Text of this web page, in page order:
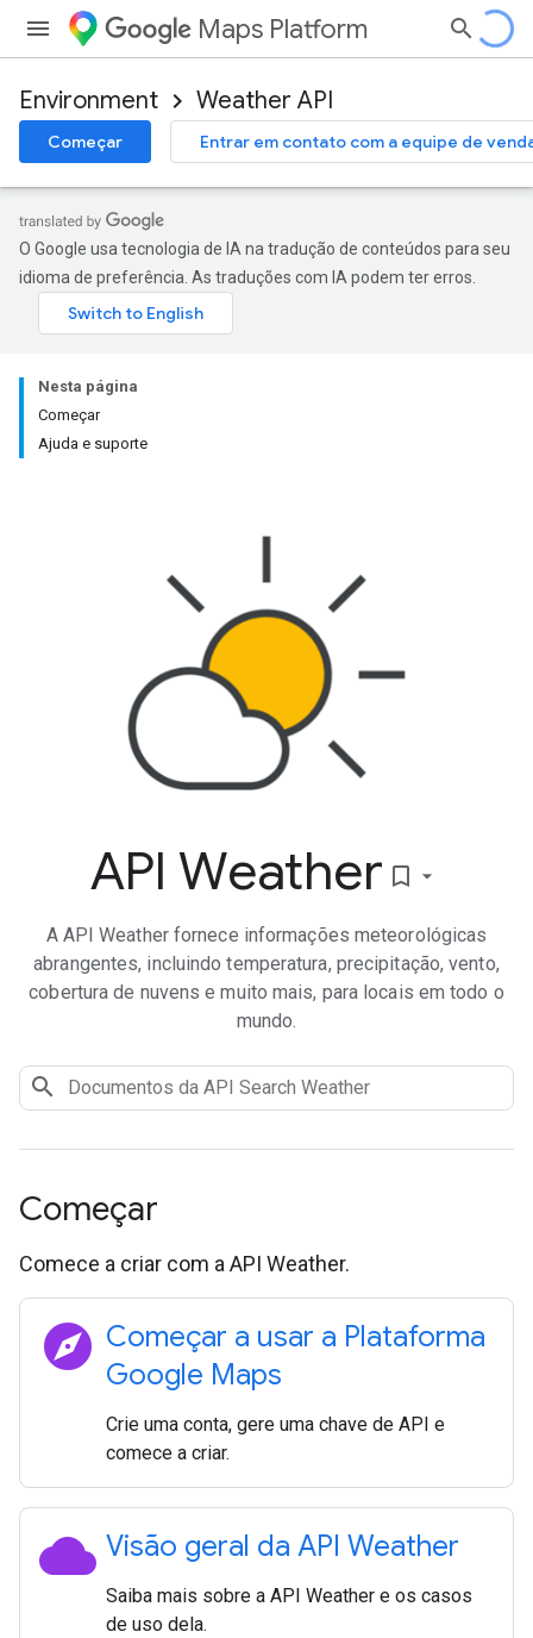
Maps Platform
Environment Weather API
Começar Entrar em contato com a equipe de
O Google usa tecnologia de IA na tradução de conteúdos para seu
idioma de preferência. As traduções com IA podem ter erros.
Nesta página
Começar
Ajuda e suporte
API Weather bookmark_border
A API Weather fornece informações meteorológicas
abrangentes, incluindo temperatura, precipitação, vento,
cobertura de nuvens e muito mais, para locais em todo o
mundo.
Começar
Comece a criar com a API Weather.
explore Começar a usar a Plataforma
Google Maps
Crie uma conta, gere uma chave de API e
comece a criar.
cloud Visão geral da API Weather
Saiba mais sobre a API Weather e os casos
de uso dela.